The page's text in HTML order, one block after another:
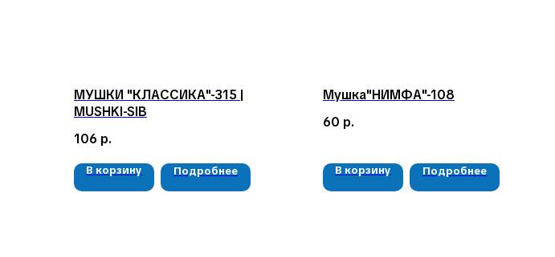
МУШКИ "КЛАССИКА"-315 |
MUSHKI-SIB
106 р.
В корзину Подробнее
Мушка"НИМФА"-108
60 р.
В корзину Подробнее